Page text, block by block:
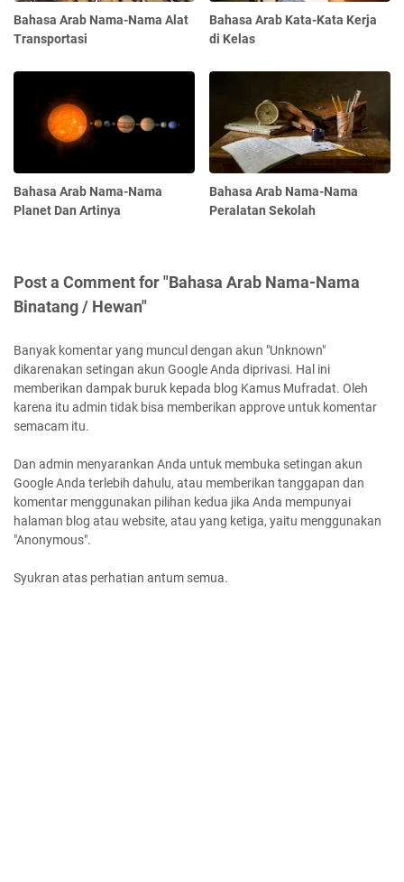
Bahasa Arab Nama-Nama Alat
Transportasi
Bahasa Arab Kata-Kata Kerja
di Kelas
Bahasa Arab Nama-Nama
Planet Dan Artinya
Bahasa Arab Nama-Nama
Peralatan Sekolah
Post a Comment for "Bahasa Arab Nama-Nama
Binatang / Hewan"
Banyak komentar yang muncul dengan akun "Unknown"
dikarenakan setingan akun Google Anda diprivasi. Hal ini
memberikan dampak buruk kepada blog Kamus Mufradat. Oleh
karena itu admin tidak bisa memberikan approve untuk komentar
semacam itu.
Dan admin menyarankan Anda untuk membuka setingan akun
Google Anda terlebih dahulu, atau memberikan tanggapan dan
komentar menggunakan pilihan kedua jika Anda mempunyai
halaman blog atau website, atau yang ketiga, yaitu menggunakan
"Anonymous".
Syukran atas perhatian antum semua.